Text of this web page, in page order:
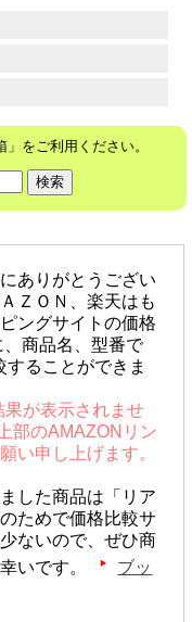
をご利用ください。
ありがとうござい
ＺＯＮ、楽天はも
ングサイトの価格
商品名、型番で
ることができま
が表示されませ
部のAMAZONリン
い申し上げます。
した商品は「リア
ためで価格比較サ
ないので、ぜひ商
いです。
ブッ